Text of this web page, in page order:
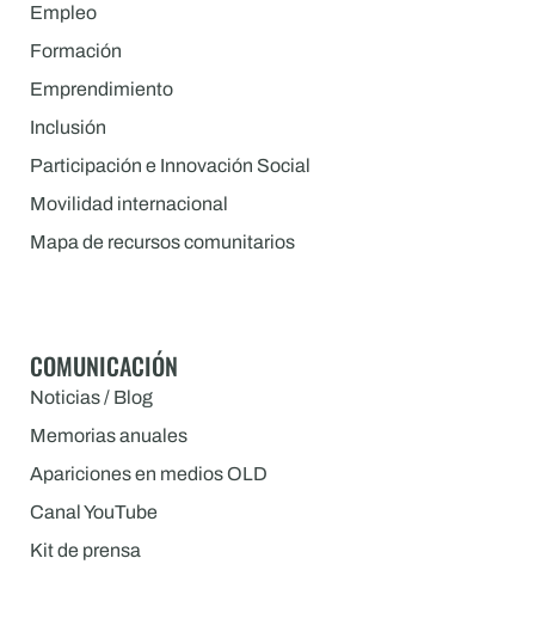
Empleo
Formación
Emprendimiento
Inclusión
Participación e Innovación Social
Movilidad internacional
Mapa de recursos comunitarios
COMUNICACIÓN
Noticias / Blog
Memorias anuales
Apariciones en medios OLD
Canal YouTube
Kit de prensa